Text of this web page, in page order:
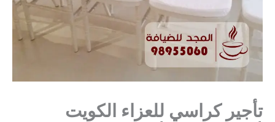
تأجير كراسي للعزاء الكويت